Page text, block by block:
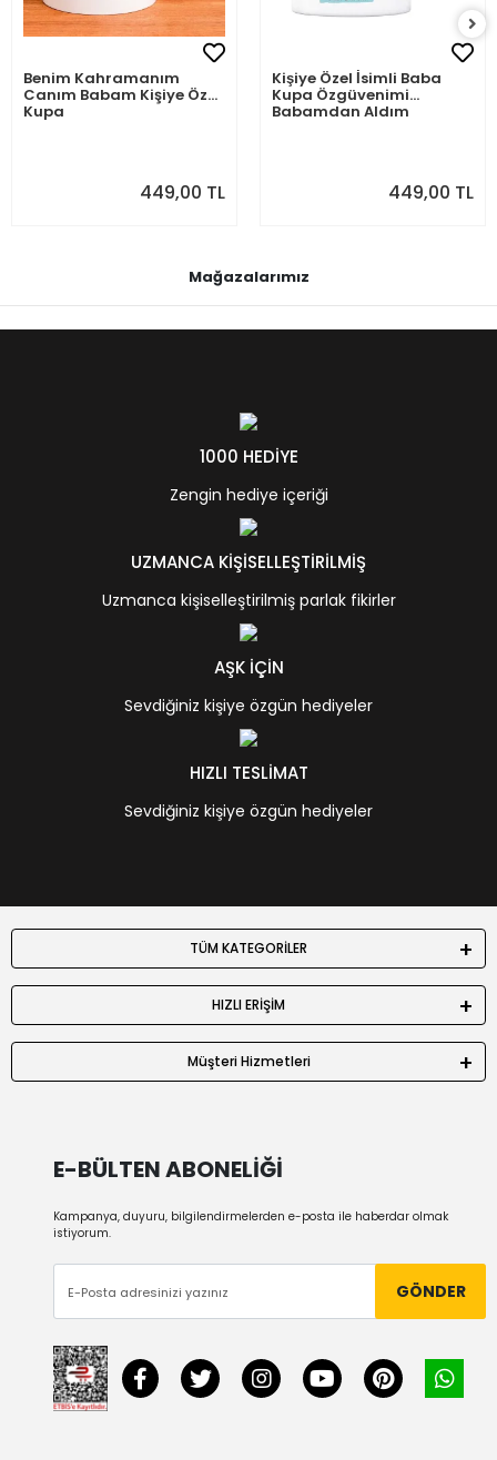
Benim Kahramanım
Canım Babam Kişiye Özel
Kupa
449,00 TL
Kişiye Özel İsimli Baba
Kupa Özgüvenimi
Babamdan Aldım
449,00 TL
Mağazalarımız
1000 HEDİYE
Zengin hediye içeriği
UZMANCA KİŞİSELLEŞTİRİLMİŞ
Uzmanca kişiselleştirilmiş parlak fikirler
AŞK İÇİN
Sevdiğiniz kişiye özgün hediyeler
HIZLI TESLİMAT
Sevdiğiniz kişiye özgün hediyeler
TÜM KATEGORİLER
HIZLI ERİŞİM
Müşteri Hizmetleri
E-BÜLTEN ABONELİĞİ
Kampanya, duyuru, bilgilendirmelerden e-posta ile haberdar olmak
istiyorum.
GÖNDER